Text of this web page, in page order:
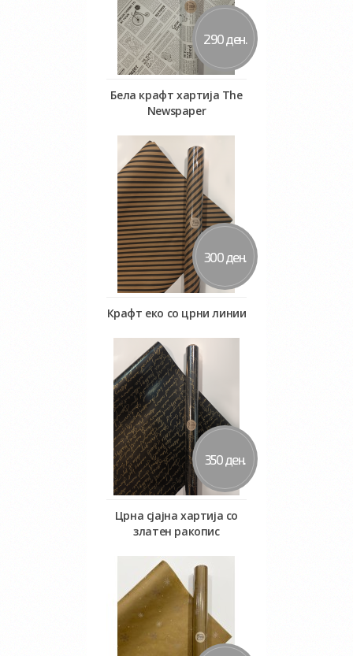
290 ден.
Белa крафт хартија The
Newspaper
Во кошничка
300 ден.
Крафт еко со црни линии
Во кошничка
350 ден.
Црна сјајна хартија со
златен ракопис
Во кошничка